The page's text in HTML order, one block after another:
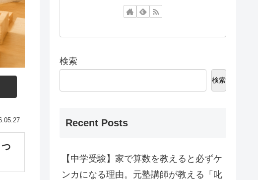
検索
検索
Recent Posts
【中学受験】家で算数を教えると必ずケ
ンカになる理由。元塾講師が教える「叱